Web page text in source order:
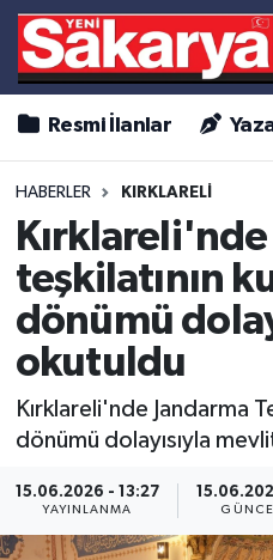
Resmi İlanlar
HABERLER KIRKLARELI
teşkilatının
dönümü
okutuldu
Kırklareli'nde Jandarma
dönümü dolayısıyla
15.06.2026 - 13:27
YAYINLANMA